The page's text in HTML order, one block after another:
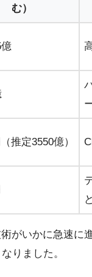
む）
推定3550億）
がいかに急速に
りました。